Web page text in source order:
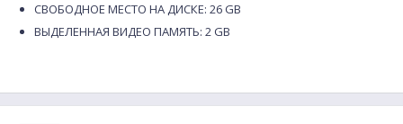
СВОБОДНОЕ МЕСТО НА ДИСКЕ: 26 GB
ВЫДЕЛЕННАЯ ВИДЕО ПАМЯТЬ: 2 GB